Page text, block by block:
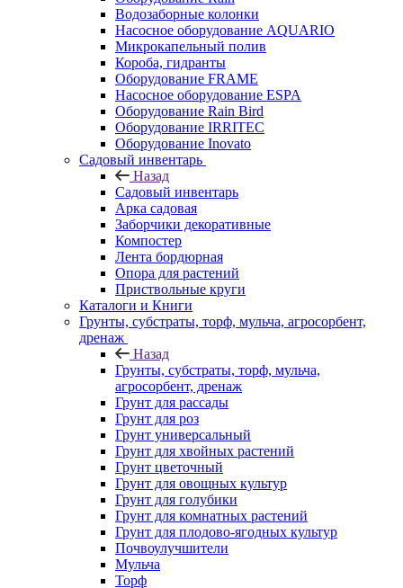
Водозаборные колонки
Насосное оборудование AQUARIO
Микрокапельный полив
Короба, гидранты
Оборудование FRAME
Насосное оборудование ESPA
Оборудование Rain Bird
Оборудование IRRITEC
Оборудование Inovato
Садовый инвентарь
Назад
Садовый инвентарь
Арка садовая
Заборчики декоративные
Компостер
Лента бордюрная
Опора для растений
Приствольные круги
Каталоги и Книги
Грунты, субстраты, торф, мульча, агросорбент,
дренаж
Назад
Грунты, субстраты, торф, мульча,
агросорбент, дренаж
Грунт для рассады
Грунт для роз
Грунт универсальный
Грунт для хвойных растений
Грунт цветочный
Грунт для овощных культур
Грунт для голубики
Грунт для комнатных растений
Грунт для плодово-ягодных культур
Почвоулучшители
Мульча
Торф